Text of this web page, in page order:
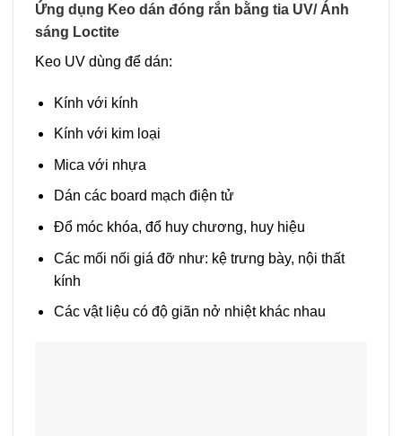
Ứng dụng Keo dán đóng rắn bằng tia UV/ Ánh
sáng Loctite
Keo UV dùng để dán:
Kính với kính
Kính với kim loại
Mica với nhựa
Dán các board mạch điện tử
Đổ móc khóa, đổ huy chương, huy hiệu
Các mối nối giá đỡ như: kệ trưng bày, nội thất
kính
Các vật liệu có độ giãn nở nhiệt khác nhau